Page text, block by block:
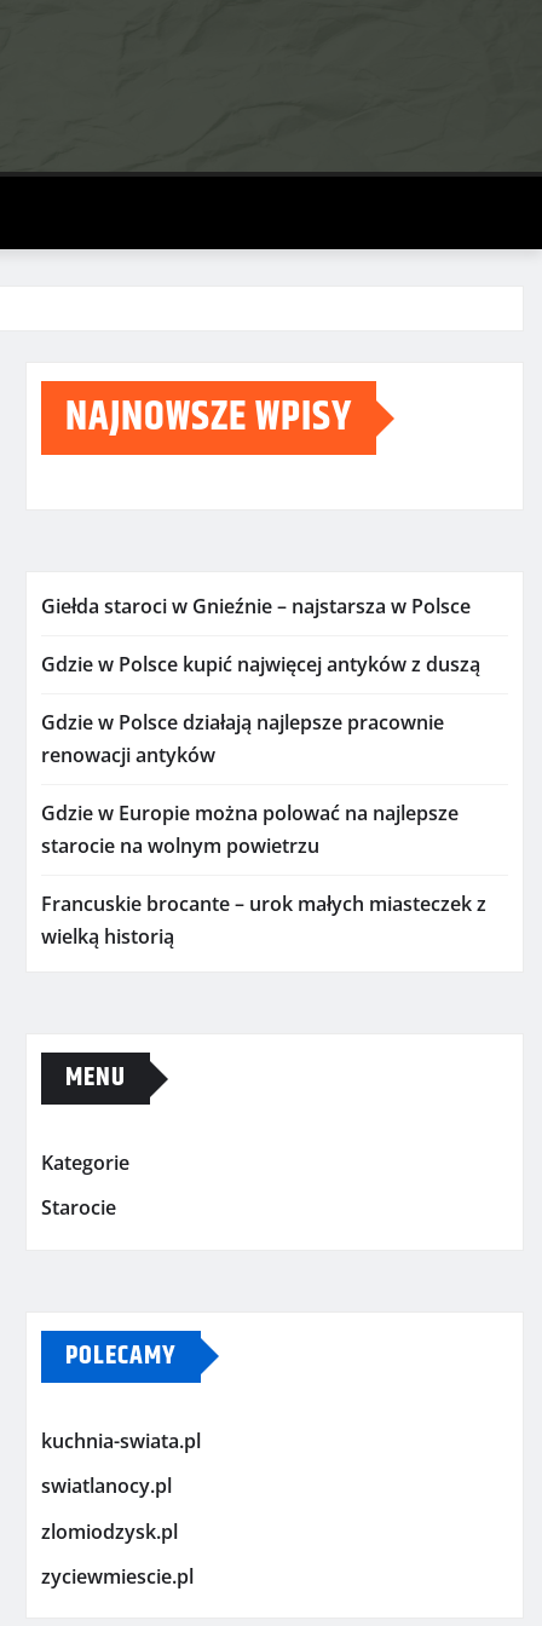
NAJNOWSZE WPISY
Giełda staroci w Gnieźnie – najstarsza w Polsce
Gdzie w Polsce kupić najwięcej antyków z duszą
Gdzie w Polsce działają najlepsze pracownie
renowacji antyków
Gdzie w Europie można polować na najlepsze
starocie na wolnym powietrzu
Francuskie brocante – urok małych miasteczek z
wielką historią
MENU
Kategorie
Starocie
POLECAMY
kuchnia-swiata.pl
swiatlanocy.pl
zlomiodzysk.pl
zyciewmiescie.pl